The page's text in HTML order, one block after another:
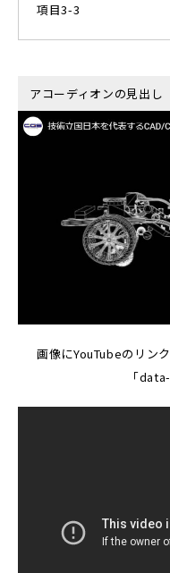
項目3-3
アコーディオンの見出し
画像にYouTubeのリン
「